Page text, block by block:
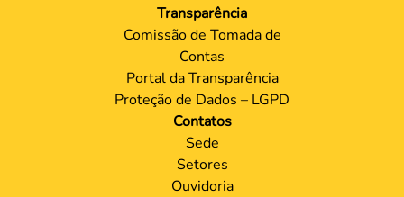
Transparência
Comissão de Tomada de
Contas
Portal da Transparência
Proteção de Dados – LGPD
Contatos
Sede
Setores
Ouvidoria